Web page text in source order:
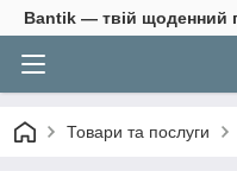
Bantik — твій щоденний
Товари та послуги